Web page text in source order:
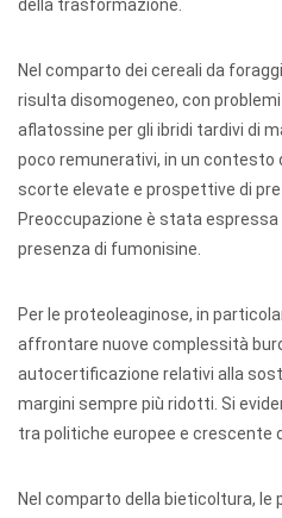
della trasformazione.
Nel comparto dei cereali da
risulta disomogeneo, con
aflatossine per gli ibridi tardivi di
poco remunerativi, in un
scorte elevate e prospettive di
Preoccupazione è stata espressa
presenza di fumonisine.
Per le proteoleaginose, in
affrontare nuove complessità
autocertificazione relativi alla
margini sempre più ridotti. Si
tra politiche europee e crescente
Nel comparto della bieticoltura, le